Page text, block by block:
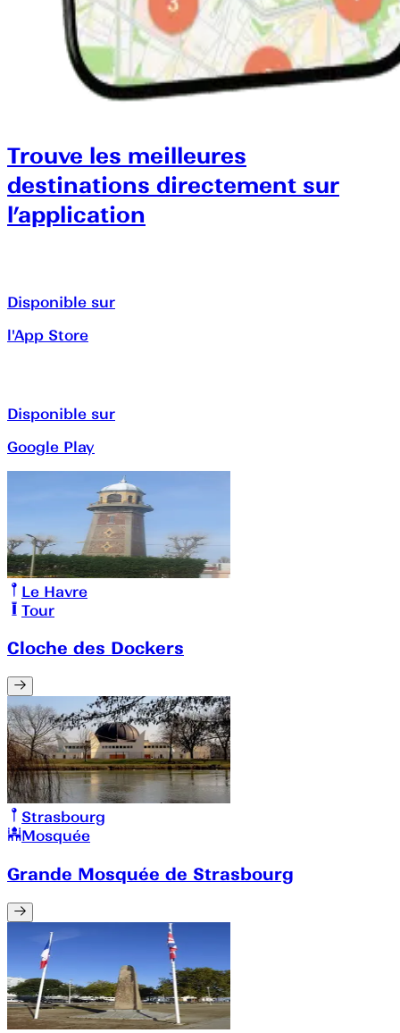
Trouve les meilleures
destinations directement sur
l’application
Disponible sur
l'App Store
Disponible sur
Google Play
Le Havre
Tour
Cloche des Dockers
Strasbourg
Mosquée
Grande Mosquée de Strasbourg